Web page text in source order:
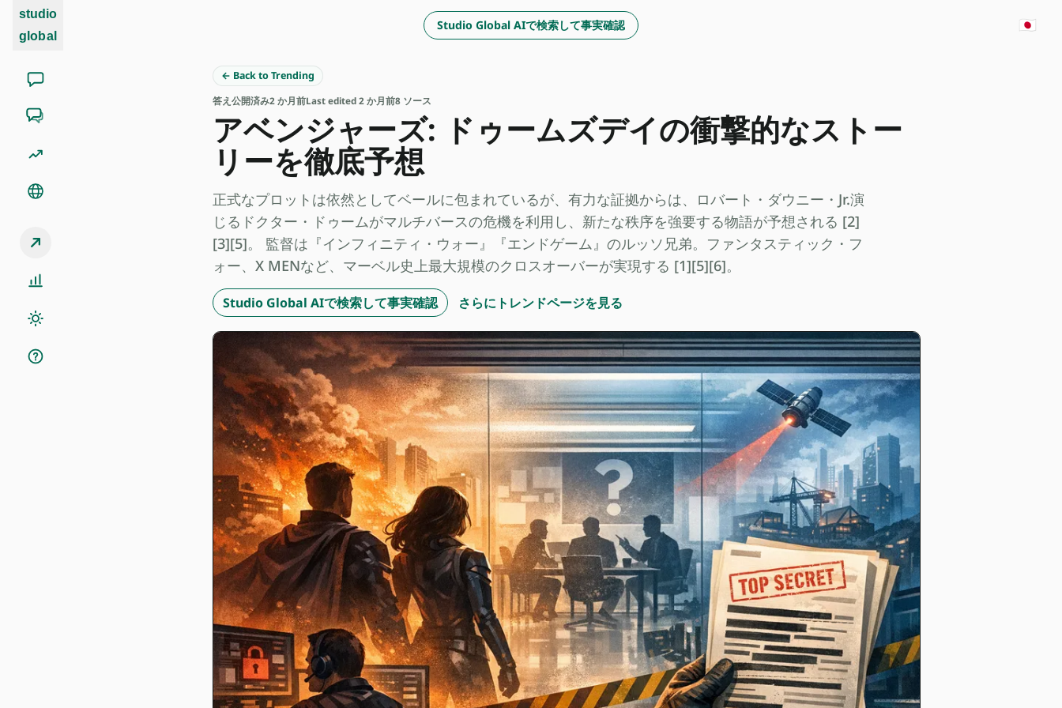
studio
global
Studio Global AIで検索して事実確認 🇯🇵
← Back to Trending
答え 公開済み2 か月前Last edited 2 か月前8 ソース
アベンジャーズ: ドゥームズデイの衝撃的なストー
リーを徹底予想
正式なプロットは依然としてベールに包まれているが、有力な証拠からは、ロバート・ダウニー・Jr.演
じるドクター・ドゥームがマルチバースの危機を利用し、新たな秩序を強要する物語が予想される [2]
[3][5]。 監督は『インフィニティ・ウォー』『エンドゲーム』のルッソ兄弟。ファンタスティック・フ
ォー、X MENなど、マーベル史上最大規模のクロスオーバーが実現する [1][5][6]。
Studio Global AIで検索して事実確認 さらにトレンドページを見る